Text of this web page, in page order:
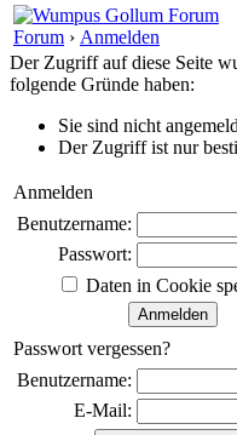
Forum › Anmelden
Der Zugriff auf diese Seite
folgende Gründe haben:
Sie sind nicht
Der Zugriff ist nur
Anmelden
Benutzername:
Passwort:
Daten in Cookie
Passwort vergessen?
Benutzername:
E-Mail: